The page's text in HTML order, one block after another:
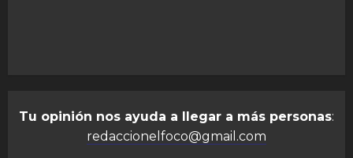
Tu opinión nos ayuda a llegar a más personas:
redaccionelfoco@gmail.com